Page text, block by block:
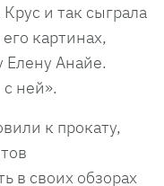
и так сыграла
картинах,
Елену Анайе.
ней».
к прокату,
в своих обзорах